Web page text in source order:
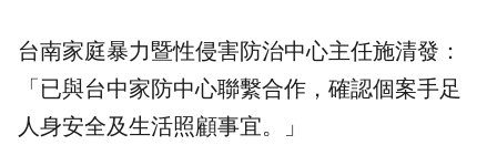
台南家庭暴力暨性侵害防治中心主任施清發：
「已與台中家防中心聯繫合作，確認個案手足
人身安全及生活照顧事宜。」